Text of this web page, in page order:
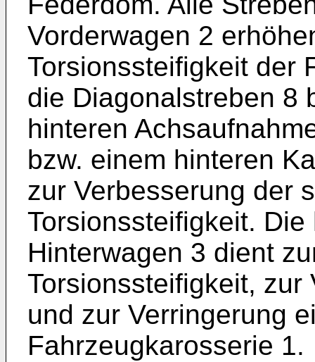
Vorderwagen 2
Torsionssteifigkeit der
die Diagonalstreben 8
hinteren
bzw. einem hinteren
zur Verbesserung der
Torsionssteifigkeit.
Hinterwagen 3 dient
Torsionssteifigkeit, zur
und zur Verringerung
Fahrzeugkarosserie 1.